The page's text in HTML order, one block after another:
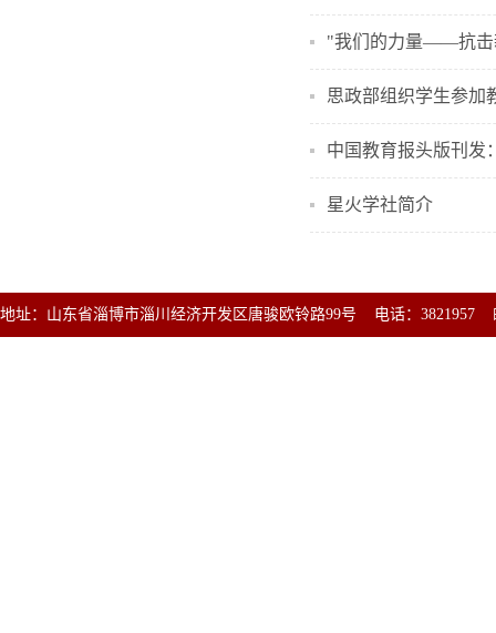
"我们的力量——抗击
思政部组织学生参加
中国教育报头版刊发
星火学社简介
地址：山东省淄博市淄川经济开发区唐骏欧铃路99号 电话：3821957